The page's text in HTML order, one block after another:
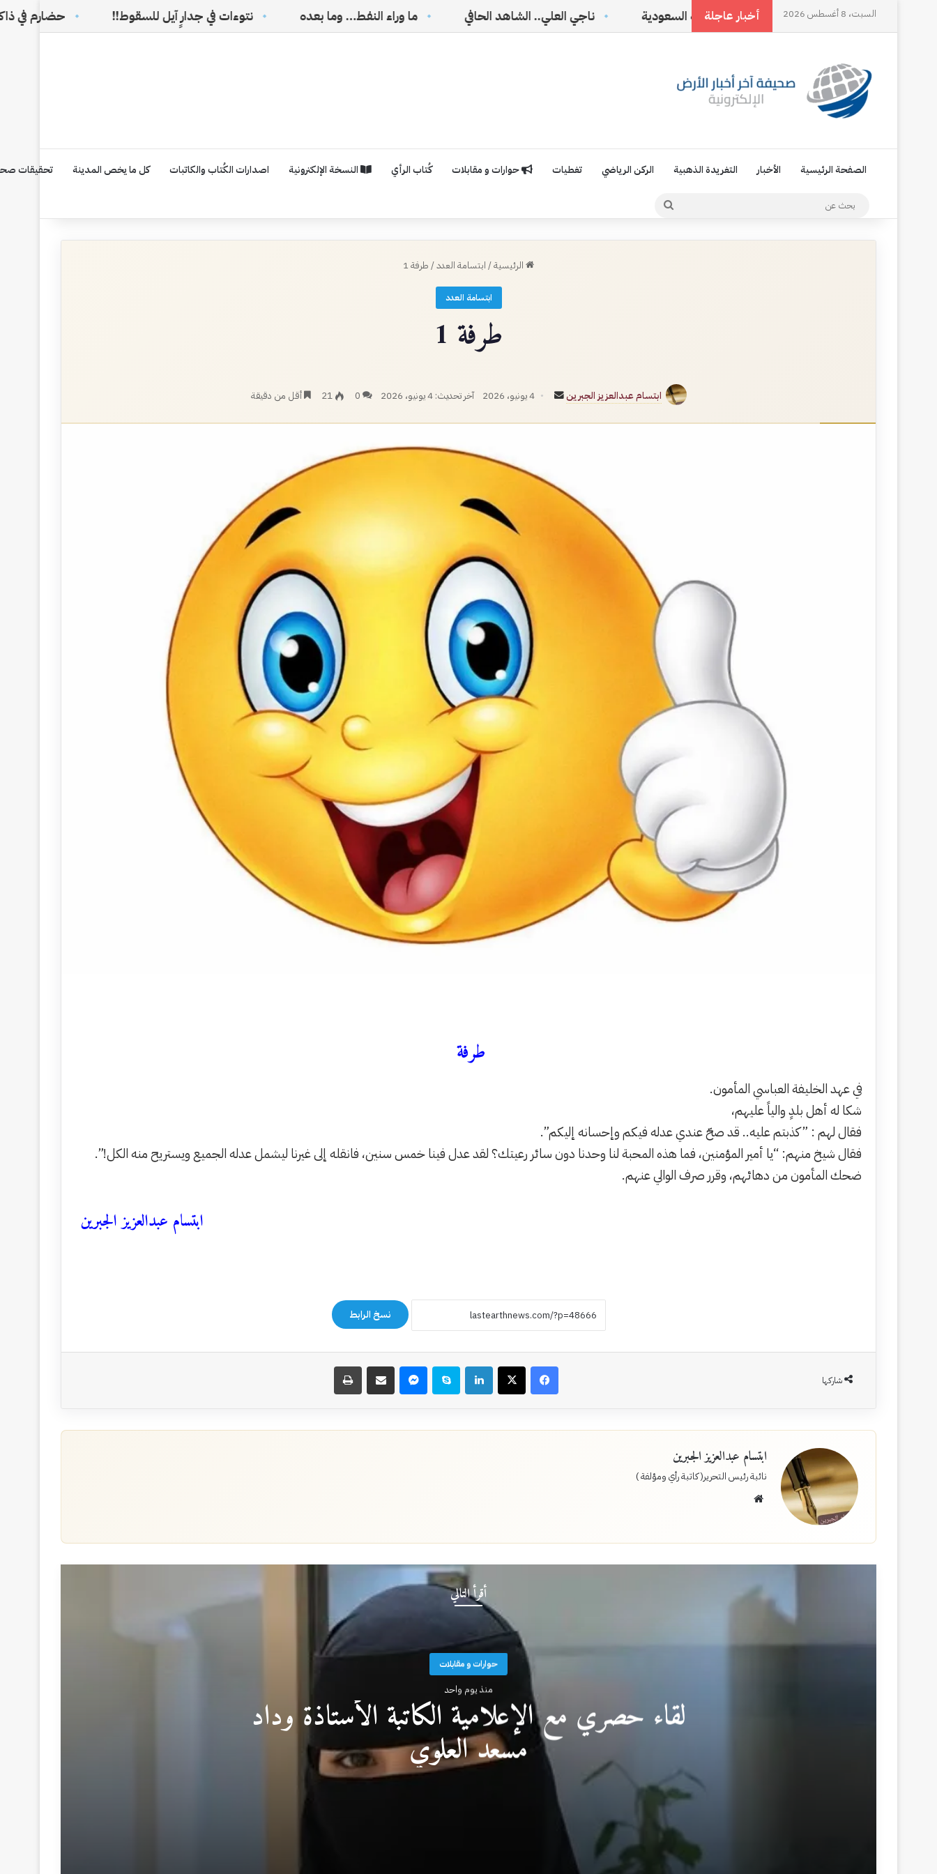
السبت، 8 أغسطس 2026 أخبار عاجلة
اتفاقية مكة، تجسيد للإرادة السياسية السعودية ناجي العلي.. الشاهد الحافي ما وراء النفط… وما بعده نتوءات في جدارٍ آيل للسقوط!! حضارم في ذاكرة الوطن
الصفحة الرئيسية الأخبار التغريدة الذهبية الركن الرياضي تغطيات حوارات و مقابلات كُتاب الرأي النسخة الإلكترونية اصدارات الكُتاب والكاتبات كل ما يخص المدينة تحقيقات
بحث
الرئيسية/ ابتسامة العدد/ طرفة 1
ابتسامة العدد
طرفة 1
ابتسام عبدالعزيز الجبرين
أرسل
إلكترونيا
4 يونيو، 2026 آخر تحديث: 4 يونيو، 2026 0
21 أقل من دقيقة
طرفة
في عهد الخليفة العباسي المأمون.
شكا له أهل بلدٍ والياً عليهم،
فقال لهم : ” كذبتم عليه.. قد صحّ عندي عدله فيكم وإحسانه إليكم”.
فقال شيخ منهم: “يا أمير المؤمنين، فما هذه المحبة لنا وحدنا دون سائر رعيتك؟ لقد عدل فينا خمس سنين، فانقله إلى غيرنا ليشمل عدله الجميع ويستريح منه الكل!”.
ضحك المأمون من دهائهم، وقرر صرف الوالي عنهم.
ابتسام عبدالعزيز الجبرين
نسخ الرابط
شاركها
فيسبوك‫X لينكدإن سكايب ماسنجر مشاركة عبر البريد طباعة
ابتسام عبدالعزيز الجبرين
نائبة رئيس التحرير( كاتبة رأي ومؤلفة )
أقرأ التالي
حوارات و مقابلات
منذ يوم واحد
لقاء حصري مع الإعلامية الكاتبة الأستاذة وداد
مسعد العلوي